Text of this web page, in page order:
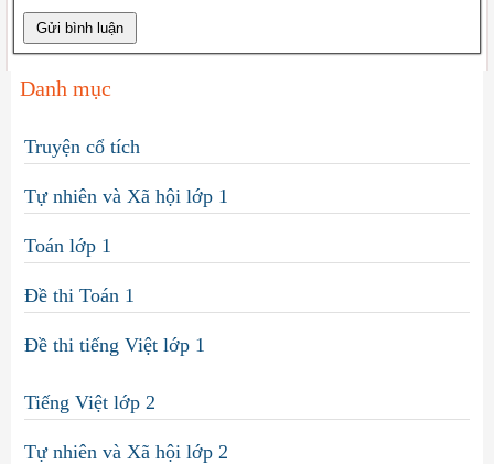
Danh mục
Truyện cổ tích
Tự nhiên và Xã hội lớp 1
Toán lớp 1
Đề thi Toán 1
Đề thi tiếng Việt lớp 1
Tiếng Việt lớp 2
Tự nhiên và Xã hội lớp 2